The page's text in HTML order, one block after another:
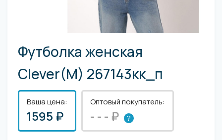
Футболка женская
Clever(M) 267143кк_п
Оптовый покупатель:
- - - ₽ ?
Ваша цена:
1595 ₽